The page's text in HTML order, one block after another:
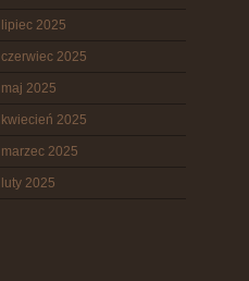
lipiec 2025
czerwiec 2025
maj 2025
kwiecień 2025
marzec 2025
luty 2025